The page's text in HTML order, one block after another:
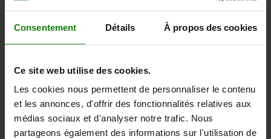
Consentement Détails À propos des cookies
Ce site web utilise des cookies.
Les cookies nous permettent de personnaliser le contenu
et les annonces, d'offrir des fonctionnalités relatives aux
médias sociaux et d'analyser notre trafic. Nous
partageons également des informations sur l'utilisation de
DÉTAILS